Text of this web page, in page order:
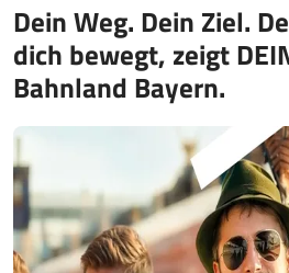
Dein Weg. Dein Ziel.
dich bewegt, zeigt
Bahnland Bayern.